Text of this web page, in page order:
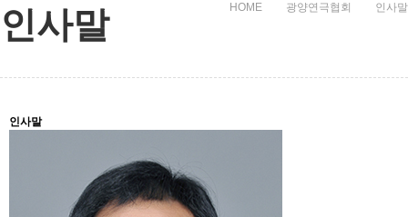
인사말 HOME 광양연극협회 인사말
인사말